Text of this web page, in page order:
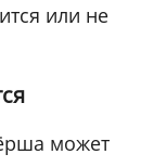
или не
может